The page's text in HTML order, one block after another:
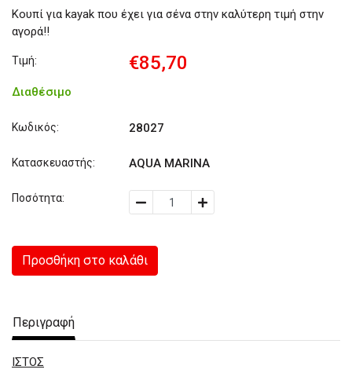
Κουπί για kayak που έχει για σένα στην καλύτερη τιμή στην
αγορά!!
Τιμή: €85,70
Διαθέσιμο
Κωδικός: 28027
Κατασκευαστής: AQUA MARINA
Ποσότητα:
Προσθήκη στο καλάθι
Περιγραφή
ΙΣΤΟΣ